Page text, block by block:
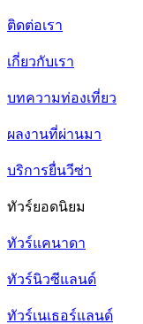
ติดต่อเรา
เกี่ยวกับเรา
บทความท่องเที่ยว
ผลงานที่ผ่านมา
บริการยื่นวีซ่า
ทัวร์ยอดนิยม
ทัวร์แคนาดา
ทัวร์นิวซีแลนด์
ทัวร์เนเธอร์แลนด์